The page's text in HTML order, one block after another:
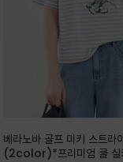
베라노바 골프 미키 스트라
(2color)*프리미엄 쿨 실